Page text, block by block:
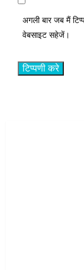
अगली बार जब मैं
वेबसाइट सहेजें।